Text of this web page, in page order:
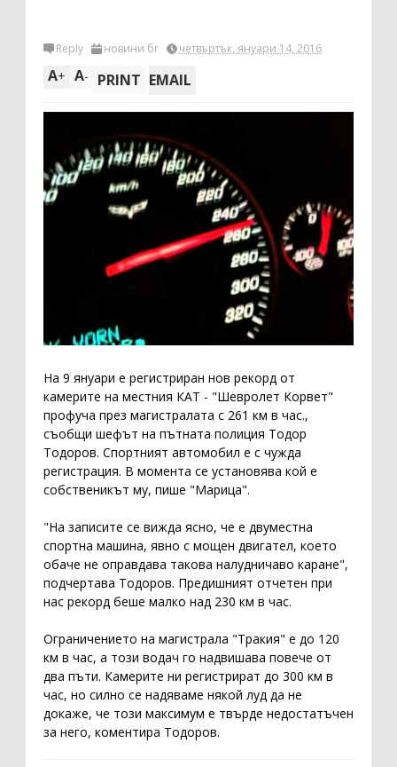
Reply новини бг четвъртък, януари 14, 2016
A+ A- PRINT EMAIL
На 9 януари е регистриран нов рекорд от
камерите на местния КАТ - "Шевролет Корвет"
профуча през магистралата с 261 км в час.,
съобщи шефът на пътната полиция Тодор
Тодоров. Спортният автомобил е с чужда
регистрация. В момента се установява кой е
собственикът му, пише "Марица".
"На записите се вижда ясно, че е двуместна
спортна машина, явно с мощен двигател, което
обаче не оправдава такова налудничаво каране",
подчертава Тодоров. Предишният отчетен при
нас рекорд беше малко над 230 км в час.
Ограничението на магистрала "Тракия" е до 120
км в час, а този водач го надвишава повече от
два пъти. Камерите ни регистрират до 300 км в
час, но силно се надяваме някой луд да не
докаже, че този максимум е твърде недостатъчен
за него, коментира Тодоров.